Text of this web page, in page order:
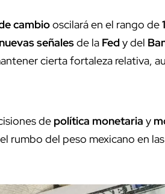
cambiooscilará en el rango de
nuevas señalesde la Fedy del
cierta fortaleza relativa,
de política monetaria y
rumbo del peso mexicano en